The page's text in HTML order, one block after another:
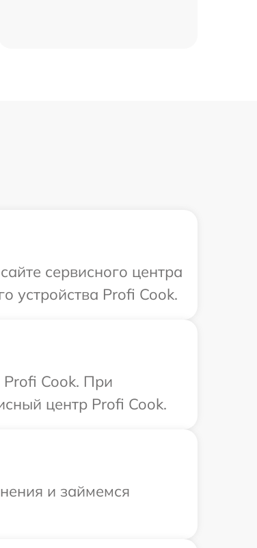
сервисного центра
устройства Profi Cook.
Profi Cook. При
центр Profi Cook.
и займемся